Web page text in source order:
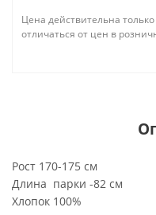
Цена действительна
отличаться от цен в
Рост 170-175 см
Длина парки -82 см
Хлопок 100%